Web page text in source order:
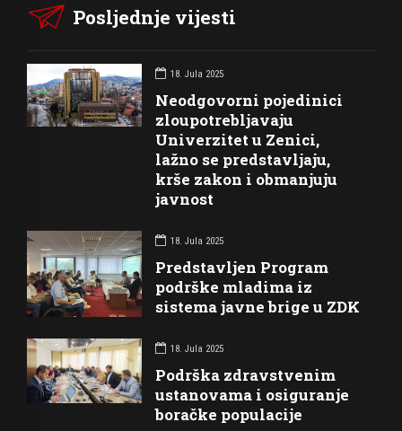
Posljednje vijesti
18. Jula 2025
Neodgovorni pojedinici
zloupotrebljavaju
Univerzitet u Zenici,
lažno se predstavljaju,
krše zakon i obmanjuju
javnost
18. Jula 2025
Predstavljen Program
podrške mladima iz
sistema javne brige u ZDK
18. Jula 2025
Podrška zdravstvenim
ustanovama i osiguranje
boračke populacije